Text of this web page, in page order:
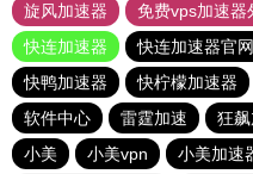
旋风加速器
免费vps加速器
快连加速器
快连加速器官
快鸭加速器
快柠檬加速器
软件中心
雷霆加速 狂
小美
小美vpn 小美加速